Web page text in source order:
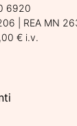
6920
| REA MN
€ i.v.